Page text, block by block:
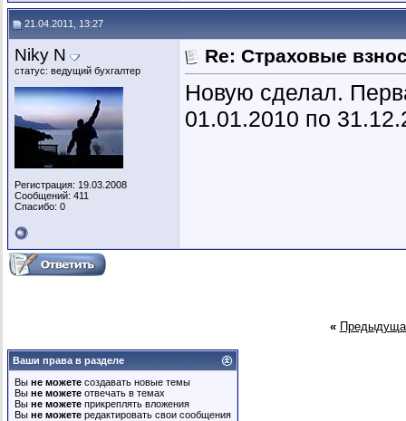
21.04.2011, 13:27
Niky N
статус: ведущий бухгалтер
Регистрация: 19.03.2008
Сообщений: 411
Спасибо: 0
Re: Страховые
Новую сделал.
01.01.2010 по
«
Ваши права в разделе
Вы не можете создавать новые темы
Вы не можете отвечать в темах
Вы не можете прикреплять вложения
Вы не можете редактировать свои сообщения